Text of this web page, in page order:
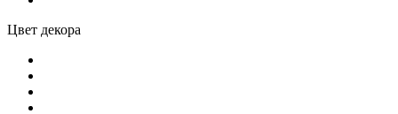
Цвет декора